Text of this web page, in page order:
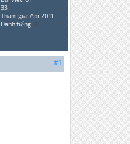
33
Tham gia: Apr 2011
Danh tiếng: 0
#1